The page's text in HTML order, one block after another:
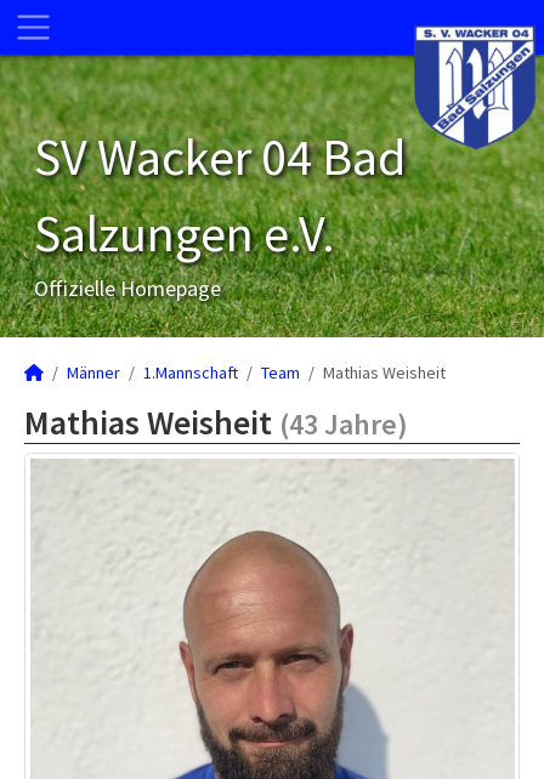
SV Wacker 04 Bad
Salzungen e.V.
Offizielle Homepage
Männer 1.Mannschaft Team Mathias Weisheit
Mathias Weisheit (43 Jahre)